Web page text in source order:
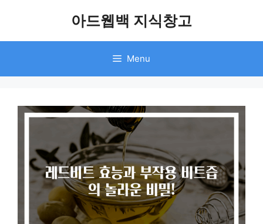
아드웹백 지식창고
Menu